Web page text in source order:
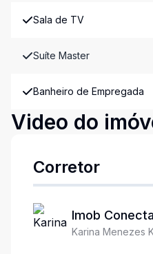
Sala de TV
Suíte Master
Banheiro de Empregada
Video do
Corretor
Imob Conecta
Karina Menezes